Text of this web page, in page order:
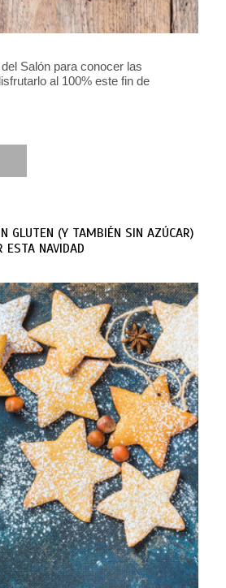
Salón para conocer las
al 100% este fin de
GLUTEN (Y TAMBIÉN SIN AZÚCAR)
ESTA NAVIDAD